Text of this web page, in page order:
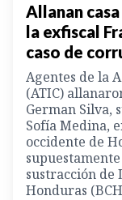
Allanan
la exfiscal
caso de
Agentes de la
(ATIC)
German Silva,
Sofía Medina,
occidente de
sustracción de
Honduras